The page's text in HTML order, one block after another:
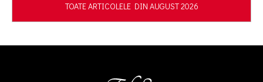
TOATE ARTICOLELE DIN AUGUST 2026